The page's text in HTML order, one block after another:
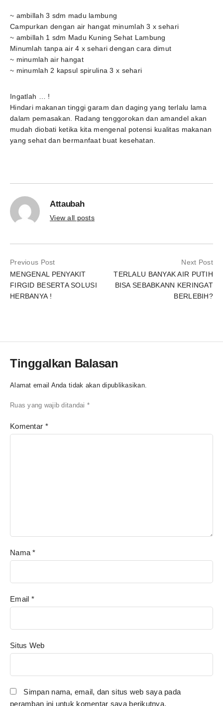
~ ambillah 3 sdm madu lambung
Campurkan dengan air hangat minumlah 3 x sehari
~ ambillah 1 sdm Madu Kuning Sehat Lambung
Minumlah tanpa air 4 x sehari dengan cara dimut
~ minumlah air hangat
~ minumlah 2 kapsul spirulina 3 x sehari
Ingatlah … !
Hindari makanan tinggi garam dan daging yang terlalu lama
dalam pemasakan. Radang tenggorokan dan amandel akan
mudah diobati ketika kita mengenal potensi kualitas makanan
yang sehat dan bermanfaat buat kesehatan.
Attaubah
View all posts
Previous Post
MENGENAL PENYAKIT
FIRGID BESERTA SOLUSI
HERBANYA !
Next Post
TERLALU BANYAK AIR PUTIH
BISA SEBABKANN KERINGAT
BERLEBIH?
Tinggalkan Balasan
Alamat email Anda tidak akan dipublikasikan.
Ruas yang wajib ditandai *
Komentar *
Nama*
Email *
Situs Web
Simpan nama, email, dan situs web saya pada
peramban ini untuk komentar saya berikutnya.